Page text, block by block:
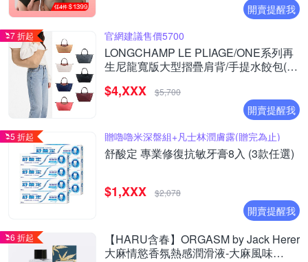
開賣提醒我
7 折起 官網建議售價5700
LONGCHAMP LE PLIAGE/ONE系列再
生尼龍寬版大型摺疊肩背/手提水餃包(多
$4,XXX $5,700
開賣提醒我
5 折起 贈嚕嚕米深盤組+凡士林潤膚露(贈完為止)
舒酸定 專業修復抗敏牙膏8入 (3款任選)
$1,XXX $2,078
開賣提醒我
6 折起
【HARU含春】ORGASM by Jack Herer
大麻情慾香氛熱感潤滑液-大麻風味